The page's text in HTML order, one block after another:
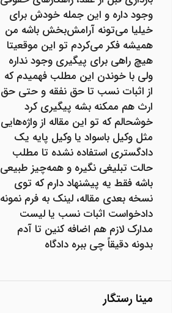
وجود داره و این جمله خودش برای
خیلیا می‌تونه آرامش‌بخش باشه من
همیشه فکر می‌کردم تو این موقعیتا
هیچ راهی برای پیگیری وجود نداره
ولی با خوندن این مطلب فهمیدم که
از اثبات نسب تا حق نفقه و حتی حق
ارث هم ممکنه بشه پیگیری کرد
خوشحالم که تو این مقاله از واژه‌هایی
مثل وکیل باسواد یا وکیل پایه یک
دادگستری استفاده نشده تا مطلب
حالت تبلیغی نگیره و همه‌چیز طبیعی
باشه فقط یه پیشنهاد دارم که توی
نسخه بعدی مقاله، لینک به فرم نمونه
دادخواست اثبات نسب یا لیست
مدارک لازم هم اضافه کنین تا آدم
بدونه دقیقاً چی ببره دادگاه
مینا رستگار